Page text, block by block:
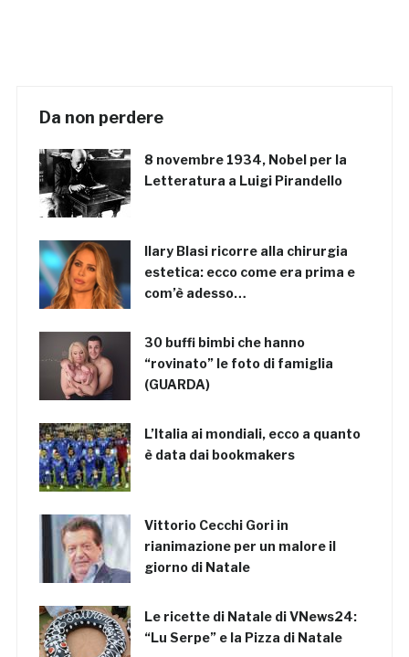
Da non perdere
8 novembre 1934, Nobel per la
Letteratura a Luigi Pirandello
Ilary Blasi ricorre alla chirurgia
estetica: ecco come era prima e
com’è adesso…
30 buffi bimbi che hanno
“rovinato” le foto di famiglia
(GUARDA)
L’Italia ai mondiali, ecco a quanto
è data dai bookmakers
Vittorio Cecchi Gori in
rianimazione per un malore il
giorno di Natale
Le ricette di Natale di VNews24:
“Lu Serpe” e la Pizza di Natale